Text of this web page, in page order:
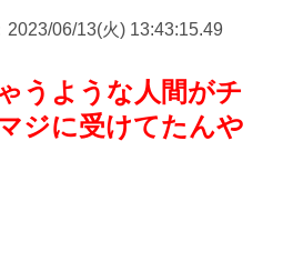
2023/06/13(火) 13:43:15.49
うような人間がチ
ジに受けてたんや